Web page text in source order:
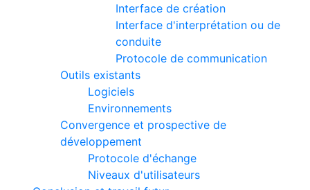
Interface de création
Interface d'interprétation ou de
conduite
Protocole de communication
Outils existants
Logiciels
Environnements
Convergence et prospective de
développement
Protocole d'échange
Niveaux d'utilisateurs